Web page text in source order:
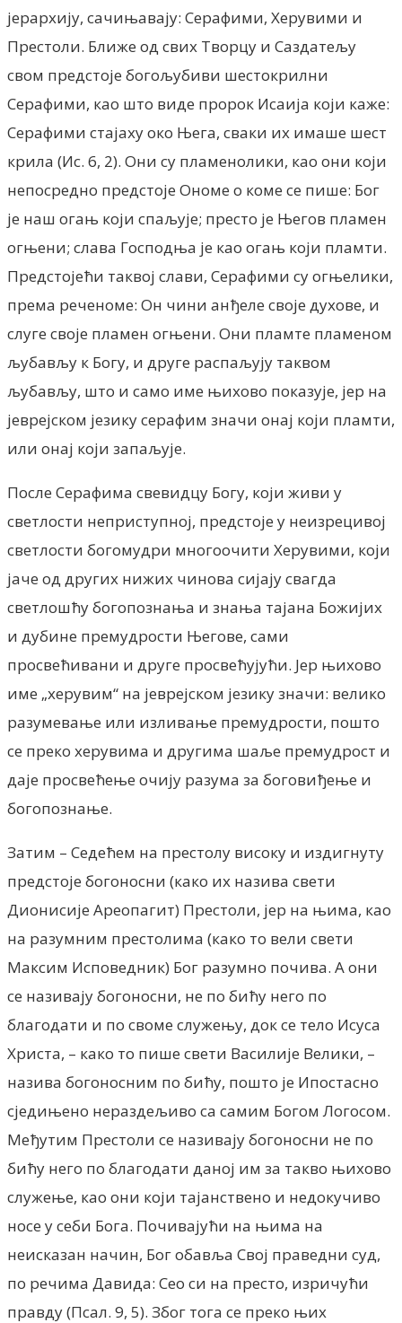
јерархију, сачињавају: Серафими, Херувими и
Престоли. Ближе од свих Творцу и Саздатељу
свом предстоје богољубиви шестокрилни
Серафими, као што виде пророк Исаија који каже:
Серафими стајаху око Њега, сваки их имаше шест
крила (Ис. 6, 2). Они су пламенолики, као они који
непосредно предстоје Ономе о коме се пише: Бог
је наш огањ који спаљује; престо је Његов пламен
огњени; слава Господња је као огањ који пламти.
Предстојећи таквој слави, Серафими су огњелики,
према реченоме: Он чини анђеле своје духове, и
слуге своје пламен огњени. Они пламте пламеном
љубављу к Богу, и друге распаљују таквом
љубављу, што и само име њихово показује, јер на
јеврејском језику серафим значи онај који пламти,
или онај који запаљује.
После Серафима свевидцу Богу, који живи у
светлости неприступној, предстоје у неизрецивој
светлости богомудри многоочити Херувими, који
јаче од других нижих чинова сијају свагда
светлошћу богопознања и знања тајана Божијих
и дубине премудрости Његове, сами
просвећивани и друге просвећујући. Јер њихово
име „херувим“ на јеврејском језику значи: велико
разумевање или изливање премудрости, пошто
се преко херувима и другима шаље премудрост и
даје просвећење очију разума за боговиђење и
богопознање.
Затим – Седећем на престолу високу и издигнуту
предстоје богоносни (како их назива свети
Дионисије Ареопагит) Престоли, јер на њима, као
на разумним престолима (како то вели свети
Максим Исповедник) Бог разумно почива. А они
се називају богоносни, не по бићу него по
благодати и по своме служењу, док се тело Исуса
Христа, – како то пише свети Василије Велики, –
назива богоносним по бићу, пошто је Ипостасно
сједињено нераздељиво са самим Богом Логосом.
Међутим Престоли се називају богоносни не по
бићу него по благодати даној им за такво њихово
служење, као они који тајанствено и недокучиво
носе у себи Бога. Почивајући на њима на
неисказан начин, Бог обавља Свој праведни суд,
по речима Давида: Сео си на престо, изричући
правду (Псал. 9, 5). Због тога се преко њих